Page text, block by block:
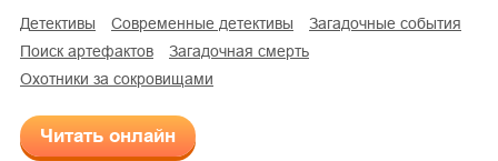
детективы современные детективы
загадочные события
поиск артефактов
загадочная смерть
охотники за сокровищами
Читать онлайн